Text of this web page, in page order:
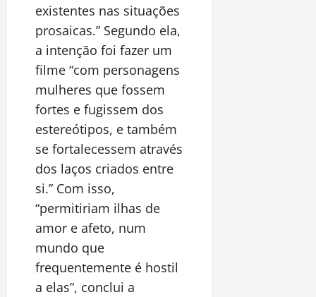
existentes nas situações
prosaicas.” Segundo ela,
a intenção foi fazer um
filme “com personagens
mulheres que fossem
fortes e fugissem dos
estereótipos, e também
se fortalecessem através
dos laços criados entre
si.” Com isso,
“permitiriam ilhas de
amor e afeto, num
mundo que
frequentemente é hostil
a elas”, conclui a